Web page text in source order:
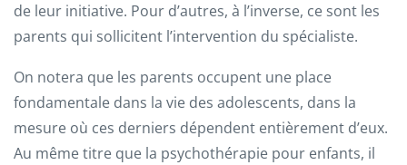
de leur initiative. Pour d’autres, à l’inverse, ce sont les
parents qui sollicitent l’intervention du spécialiste.
On notera que les parents occupent une place
fondamentale dans la vie des adolescents, dans la
mesure où ces derniers dépendent entièrement d’eux.
Au même titre que la psychothérapie pour enfants, il